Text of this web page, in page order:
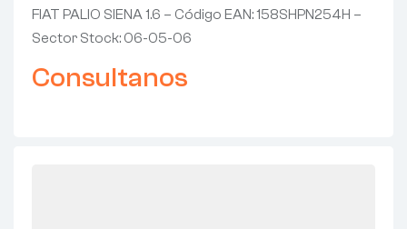
FIAT PALIO SIENA 1.6 – Código EAN: 158SHPN254H –
Sector Stock: 06-05-06
Consultanos